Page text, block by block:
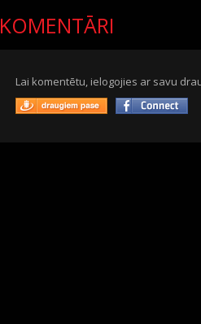
KOMENTĀRI
Lai komentētu, ielogojies ar savu